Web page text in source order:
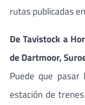
rutas publicadas
De Tavistock a
de Dartmoor,
Puede que
estación de